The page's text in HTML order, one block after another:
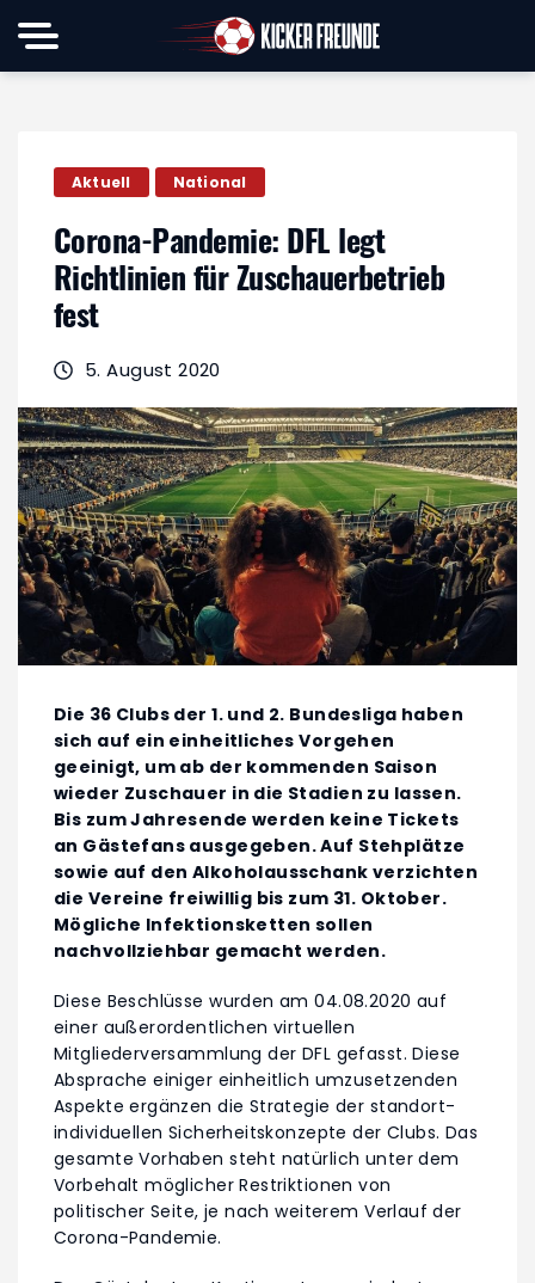
Aktuell National
Corona-Pandemie: DFL legt
Richtlinien für Zuschauerbetrieb
fest
5. August 2020
Die 36 Clubs der 1. und 2. Bundesliga haben
sich auf ein einheitliches Vorgehen
geeinigt, um ab der kommenden Saison
wieder Zuschauer in die Stadien zu lassen.
Bis zum Jahresende werden keine Tickets
an Gästefans ausgegeben. Auf Stehplätze
sowie auf den Alkoholausschank verzichten
die Vereine freiwillig bis zum 31. Oktober.
Mögliche Infektionsketten sollen
nachvollziehbar gemacht werden.
Diese Beschlüsse wurden am 04.08.2020 auf
einer außerordentlichen virtuellen
Mitgliederversammlung der DFL gefasst. Diese
Absprache einiger einheitlich umzusetzenden
Aspekte ergänzen die Strategie der standort-
individuellen Sicherheitskonzepte der Clubs. Das
gesamte Vorhaben steht natürlich unter dem
Vorbehalt möglicher Restriktionen von
politischer Seite, je nach weiterem Verlauf der
Corona-Pandemie.